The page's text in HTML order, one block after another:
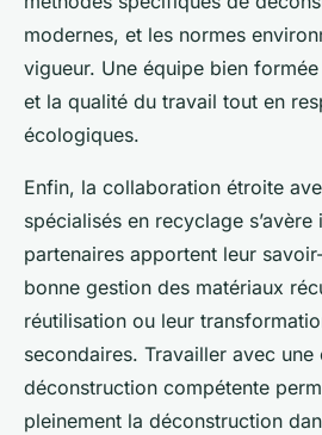
modernes, et les normes
vigueur. Une équipe bien
et la qualité du travail tout en
écologiques.
Enfin, la collaboration étroite
spécialisés en recyclage
partenaires apportent leur
bonne gestion des matériaux
réutilisation ou leur
secondaires. Travailler avec une
déconstruction compétente
pleinement la déconstruction